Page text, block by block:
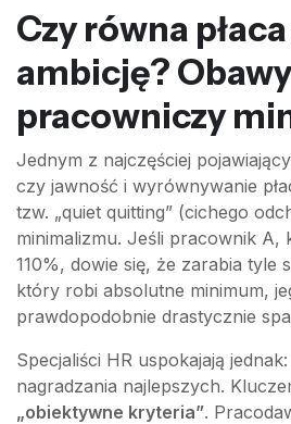
Czy równa
ambicję?
pracowniczy
Jednym z najczęściej
czy jawność i wyrównywanie
tzw. „quiet quitting” (cichego
minimalizmu. Jeśli pracownik A,
110%, dowie się, że zarabia tyle
który robi absolutne minimum,
prawdopodobnie drastycznie
Specjaliści HR uspokajają
nagradzania najlepszych.
„obiektywne kryteria”.